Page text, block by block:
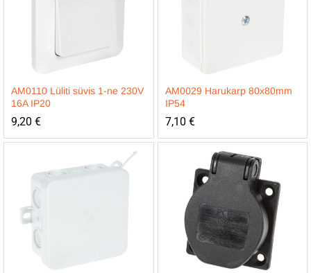
AM0110 Lüliti süvis 1-ne 230V
16A IP20
9,20 €
AM0029 Harukarp 80x80mm
IP54
7,10 €